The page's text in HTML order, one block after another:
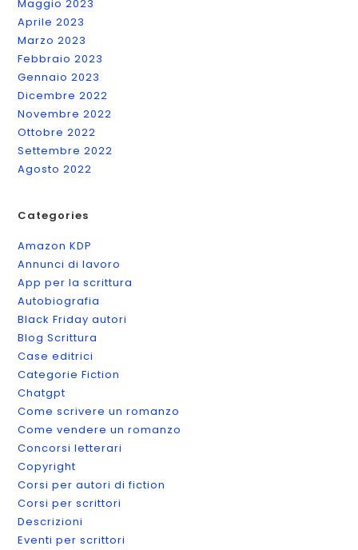
Maggio 2023
Aprile 2023
Marzo 2023
Febbraio 2023
Gennaio 2023
Dicembre 2022
Novembre 2022
Ottobre 2022
Settembre 2022
Agosto 2022
Categories
Amazon KDP
Annunci di lavoro
App per la scrittura
Autobiografia
Black Friday autori
Blog Scrittura
Case editrici
Categorie Fiction
Chatgpt
Come scrivere un romanzo
Come vendere un romanzo
Concorsi letterari
Copyright
Corsi per autori di fiction
Corsi per scrittori
Descrizioni
Eventi per scrittori